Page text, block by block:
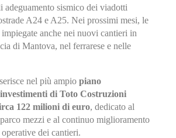
adeguamento sismico dei viadotti
A24 e A25. Nei prossimi mesi, le
anche nei nuovi cantieri in
di Mantova, nel ferrarese e nelle
nel più ampio piano
di Toto Costruzioni
122 milioni di euro, dedicato al
mezzi e al continuo miglioramento
dei cantieri.